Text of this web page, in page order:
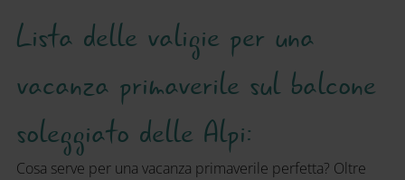
Lista delle valigie per una
vacanza primaverile sul balcone
soleggiato delle Alpi:
Cosa serve per una vacanza primaverile perfetta? Oltre